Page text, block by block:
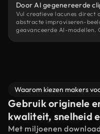
Door AI gegenereerde
Vul creatieve lacunes direct
abstracte improviseren-
geavanceerde AI-modellen.
Waarom kiezen makers
Gebruik originele
kwaliteit, snelheid
Met miljoenen